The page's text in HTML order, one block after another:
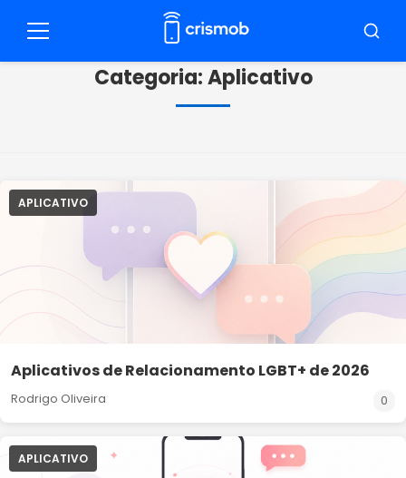
paraMenu
Categoria:Aplicativo
APLICATIVO
Aplicativos de Relacionamento LGBT+ de 2026
Rodrigo Oliveira 0
APLICATIVO